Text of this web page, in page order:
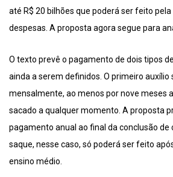
até R$ 20 bilhões que poderá ser feito
despesas. A proposta agora segue para
O texto prevê o pagamento de dois tipos
ainda a serem definidos. O primeiro auxílio
mensalmente, ao menos por nove meses
sacado a qualquer momento. A proposta
pagamento anual ao final da conclusão de
saque, nesse caso, só poderá ser feito
ensino médio.